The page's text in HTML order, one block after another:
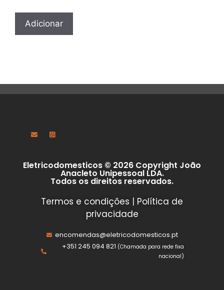
Adicionar
Eletricodomesticos © 2026 Copyright João
Anacleto Unipessoal LDA.
Todos os direitos reservados.
Termos e condições | Política de
privacidade
encomendas@eletricodomesticos.pt
+351 245 094 821 (Chamada para rede fixa
nacional)